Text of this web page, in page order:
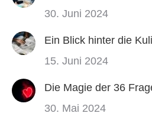
30. Juni 2024
Ein Blick hinter die
15. Juni 2024
Die Magie der 36
30. Mai 2024